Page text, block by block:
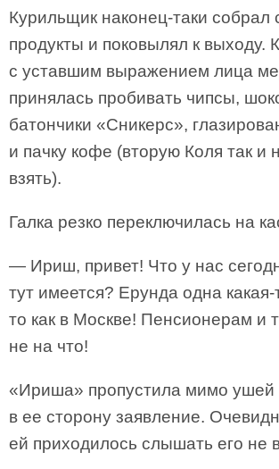
Курильщик наконец-таки собрал
продукты и поковылял к выходу.
с уставшим выражением лица
принялась пробивать чипсы,
батончики «Сникерс»,
и пачку кофе (вторую Коля так и
взять).
Галка резко переключилась на
— Ириш, привет! Что у нас
тут имеется? Ерунда одна
то как в Москве! Пенсионерам и
не на что!
«Ириша» пропустила мимо ушей
в ее сторону заявление.
ей приходилось слышать его не